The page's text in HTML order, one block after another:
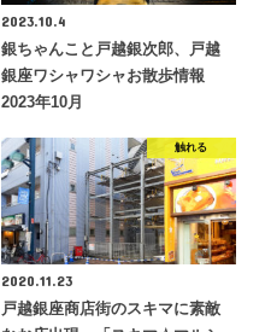
2023.10.4
銀ちゃんこと戸越銀次郎、戸越
銀座ワシャワシャお散歩情報
2023年10月
触れる
2020.11.23
戸越銀座商店街のスキマに素敵